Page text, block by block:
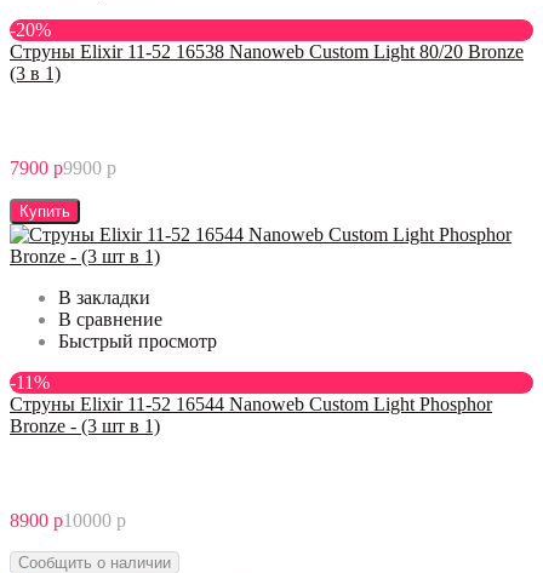
-20%
Струны Elixir 11-52 16538 Nanoweb Custom Light 80/20 Bronze
(3 в 1)
7900 р9900 р
Купить
В закладки
В сравнение
Быстрый просмотр
-11%
Струны Elixir 11-52 16544 Nanoweb Custom Light Phosphor
Bronze - (3 шт в 1)
8900 р10000 р
Сообщить о наличии